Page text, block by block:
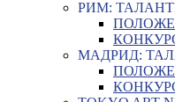
РИМ:
МАДРИД: